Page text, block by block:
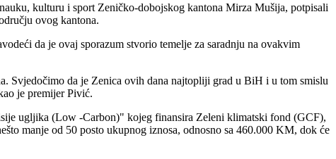
kulturu i sport Zeničko-dobojskog kantona Mirza Mušija, potpisali
ovog kantona.
da je ovaj sporazum stvorio temelje za saradnju na ovakvim
Svjedočimo da je Zenica ovih dana najtopliji grad u BiH i u tom smislu
je premijer Pivić.
ugljika (Low -Carbon)" kojeg finansira Zeleni klimatski fond (GCF),
manje od 50 posto ukupnog iznosa, odnosno sa 460.000 KM, dok će